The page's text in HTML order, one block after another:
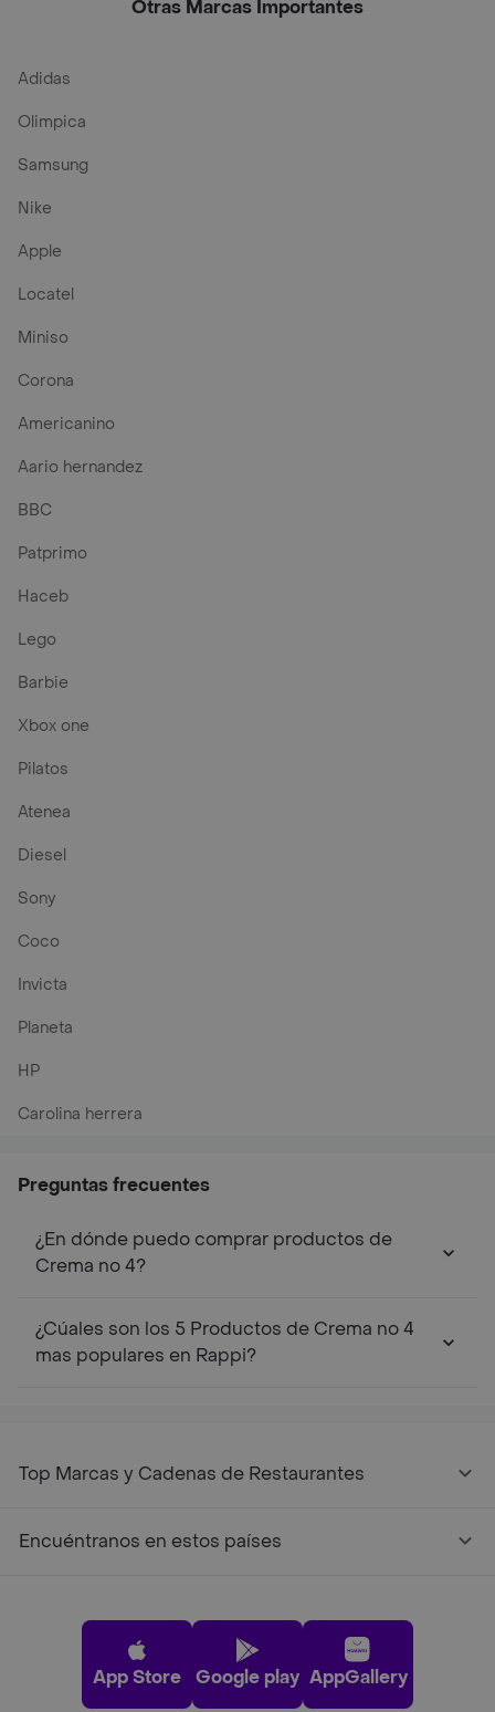
Otras Marcas Importantes
Adidas
Olimpica
Samsung
Nike
Apple
Locatel
Miniso
Corona
Americanino
Aario hernandez
BBC
Patprimo
Haceb
Lego
Barbie
Xbox one
Pilatos
Atenea
Diesel
Sony
Coco
Invicta
Planeta
HP
Carolina herrera
Preguntas frecuentes
¿En dónde puedo comprar productos de
Crema no 4?
¿Cúales son los 5 Productos de Crema no 4
mas populares en Rappi?
Top Marcas y Cadenas de Restaurantes
Encuéntranos en estos países
App Store Google play AppGallery